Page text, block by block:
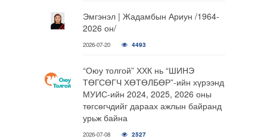
Эмгэнэл | Жадамбын Ариун /1964-
2026 он/
2026-07-20 4493
“Оюу толгой” ХХК нь “ШИНЭ
ТӨГСӨГЧ ХӨТӨЛБӨР”-ийн хүрээнд
МУИС-ийн 2024, 2025, 2026 оны
төгсөгчдийг дараах ажлын байранд
урьж байна
2026-07-08 2527